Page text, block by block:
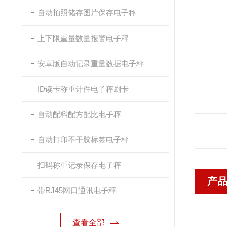
自动拍照储存图片保存电子秤
上下限重量数量报警电子秤
安卓版自动记录重量数据电子秤
ID读卡称重计件电子秤刷卡
自动配料配方配比电子秤
自动打印不干胶标签电子秤
扫码称重记录保存电子秤
带RJ45网口通讯电子秤
查看全部
产